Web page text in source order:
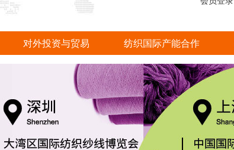
对外投资与贸易 纺织国际产能合作